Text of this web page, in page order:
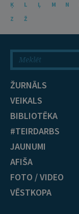
Ķ
L Ļ M N
Z
Ž
ŽURNĀLS
VEIKALS
BIBLIOTĒKA
#TEIRDARBS
JAUNUMI
AFIŠA
FOTO / VIDEO
VĒSTKOPA